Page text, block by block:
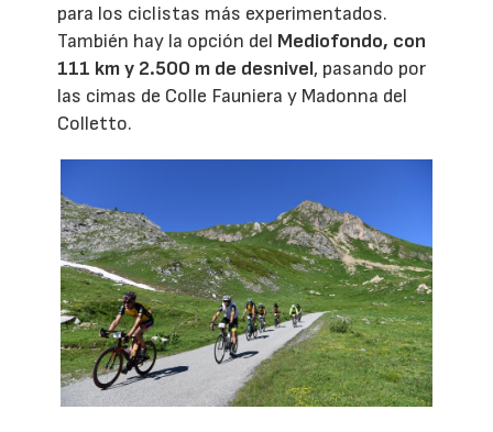
para los ciclistas más experimentados.
También hay la opción del Mediofondo, con
111 km y 2.500 m de desnivel, pasando por
las cimas de Colle Fauniera y Madonna del
Colletto.